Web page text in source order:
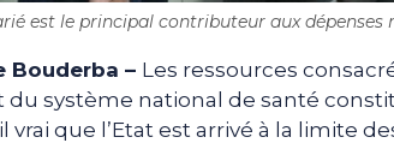
est le principal contributeur aux dépenses
Bouderba – Les ressources
du système national de santé
vrai que l’Etat est arrivé à la limite